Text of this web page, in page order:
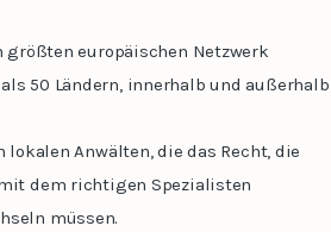
europäischen Netzwerk
50 Ländern, innerhalb und außerhalb
Anwälten, die das Recht, die
dem richtigen Spezialisten
müssen.